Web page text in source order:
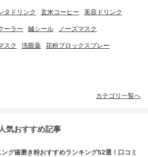
タドリンク 玄米コーヒー 美容ドリンク
ーラー 鍼シール ノーズマスク
スク 洗眼薬 花粉ブロックスプレー
カテゴリ一覧へ
気おすすめ記事
グ歯磨き粉おすすめランキング52選！口コミ